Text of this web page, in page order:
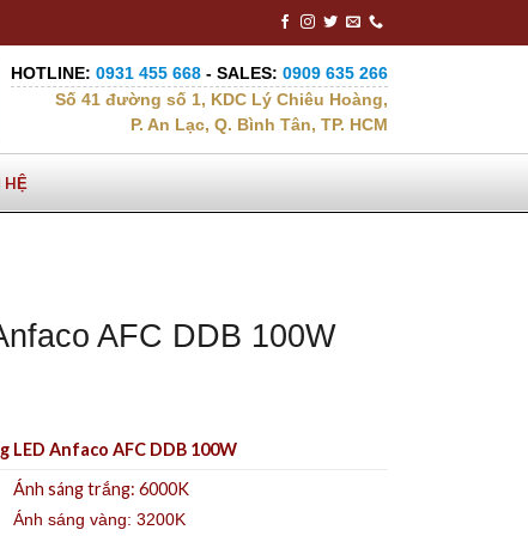
HOTLINE: 0931 455 668 - SALES: 0909 635 266
Số 41 đường số 1, KDC Lý Chiêu Hoàng,
P. An Lạc, Q. Bình Tân, TP. HCM
HỆ
AFC DDB 100W
LED Anfaco AFC DDB 100W
Ánh sáng trắng: 6000K
Ánh sáng vàng: 3200K